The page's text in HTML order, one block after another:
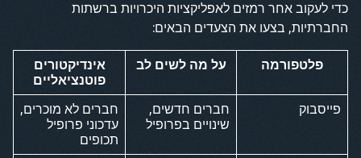
כדי לעקוב אחר רמזים לאפליקציות היכרויות ברשתות
החברתיות, בצעו את הצעדים הבאים:
פלטפורמה על מה לשים לב
אינדיקטורים
פוטנציאליים
פייסבוק
חברים חדשים,
שינויים בפרופיל
חברים לא מוכרים,
עדכוני פרופיל
תכופים